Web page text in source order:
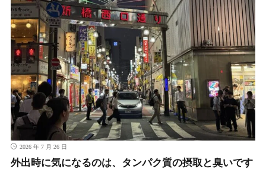
2026 年 7 月 26 日
外出時に気になるのは、タンパク質の摂取と臭いです